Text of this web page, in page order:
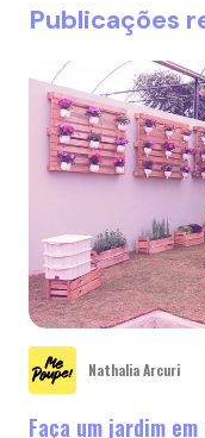
Publicações
Nathalia Arcuri
Faça um jardim